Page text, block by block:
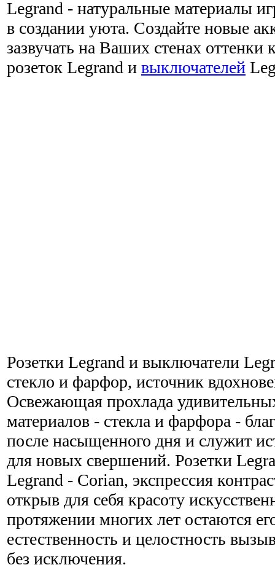
Legrand - натуральные материалы
в создании уюта. Создайте новые
зазвучать на Ваших стенах оттенки
розеток Legrand и выключателей
Розетки Legrand и выключатели
стекло и фарфор, источник
Освежающая прохлада
материалов - стекла и фарфора -
после насыщенного дня и служит
для новых свершений. Розетки
Legrand - Corian, экспрессия
открыв для себя красоту
протяжении многих лет остаются
естественность и целостность
без исключения.